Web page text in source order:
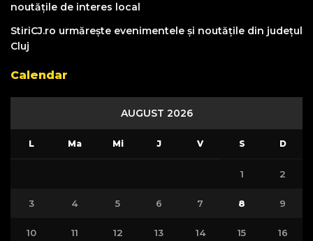
noutățile de interes local
StiriCJ.ro urmărește evenimentele și noutățile din județul
Cluj
Calendar
AUGUST 2026
L Ma Mi J V S D
1 2
3 4 5 6 7 8 9
10 11 12 13 14 15 16